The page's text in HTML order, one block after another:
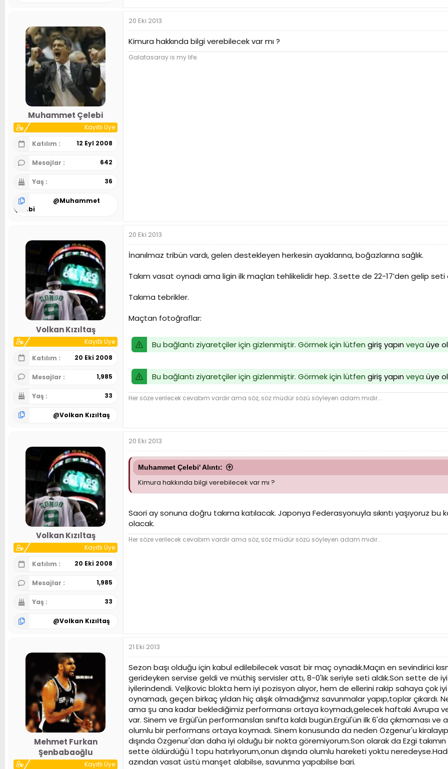
Muhammet Çelebi
Kayıtlı Üye
Katılım
12 Eyl 2008
Mesajlar 642
Yaş 36
@Muhammet
Çelebi
20 Eki 2013
Kimura hakkında bilgi verebilecek var mı ?
Galatasaray is my life.
Volkan Kızıltaş
Kayıtlı Üye
Katılım
20 Eki 2008
Mesajlar 1,985
Yaş 33
@Volkan Kızıltaş
20 Eki 2013
İnanılmaz tribün vardı, gelen destekleyen herkesin ayaklarına, boğazlarına sağlık.
Takım vasat oynadı ama ligin ilk maçları tehlikelidir hep. 3.sette de 22-17’den gelip seti
Takıma tebrikler.
Maçtan fotoğraflar:
Bu bağlantı ziyaretçiler için gizlenmiştir. Görmek için lütfen giriş yapınveya üye
Bu bağlantı ziyaretçiler için gizlenmiştir. Görmek için lütfen giriş yapınveya üye
Her söze verilecek cevabım vardır ama söz, söz müdür sözü söyleyen adam mıdır...
Volkan Kızıltaş
Kayıtlı Üye
Katılım
20 Eki 2008
Mesajlar 1,985
Yaş 33
@Volkan Kızıltaş
20 Eki 2013
Muhammet Çelebi' Alıntı:
Kimura hakkında bilgi verebilecek var mı ?
Saori ay sonuna doğru takıma katılacak. Japonya Federasyonuyla sıkıntı yaşıyoruz
olacak.
Her söze verilecek cevabım vardır ama söz, söz müdür sözü söyleyen adam mıdır...
Mehmet Furkan
Şenbabaoğlu
Kayıtlı Üye
21 Eki 2013
Sezon başı olduğu için kabul edilebilecek vasat bir maç oynadık.Maçın en sevindirici
gerideyken servise geldi ve müthiş servisler attı, 8-0'lık seriyle seti aldık.Son sette de
iyilerindendi. Veljkovic blokta hem iyi pozisyon alıyor, hem de ellerini rakip sahaya çok
oynamadı, geçen birkaç yıldan hiç alışık olmadığımız savunmalar yapıp,toplar
ama şu ana kadar beklediğimiz performansı ortaya koymadı,gelecek haftaki Avrupa
var. Sinem ve Ergül'ün performansları sınıfta kaldı bugün.Ergül'ün ilk 6'da çıkmaması
olumlu bir performans ortaya koymadı. Sinem konusunda da neden Özgenur'u
dışında Özgenur'dan daha iyi olduğu bir nokta göremiyorum.Son olarak da Ezgi
sette öldürdüğü 1 topu hatırlıyorum,onun dışında olumlu hareketi yoktu
azından vasat üstü manşet alabilse, savunma yapabilse bari.